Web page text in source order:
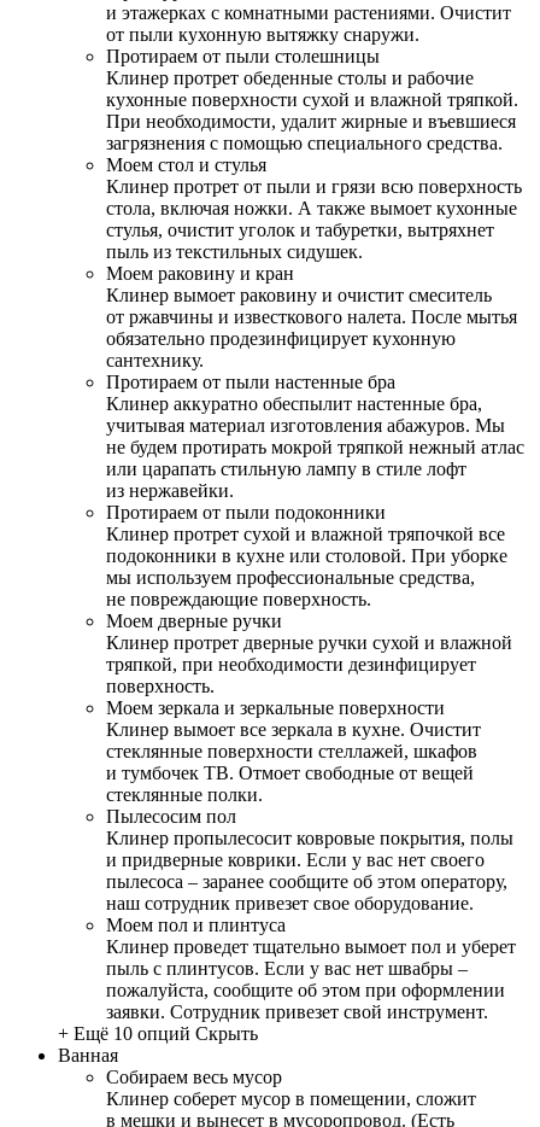
и этажерках с комнатными растениями. Очистит
от пыли кухонную вытяжку снаружи.
Протираем от пыли столешницы
Клинер протрет обеденные столы и рабочие
кухонные поверхности сухой и влажной тряпкой.
При необходимости, удалит жирные и въевшиеся
загрязнения с помощью специального средства.
Моем стол и стулья
Клинер протрет от пыли и грязи всю поверхность
стола, включая ножки. А также вымоет кухонные
стулья, очистит уголок и табуретки, вытряхнет
пыль из текстильных сидушек.
Моем раковину и кран
Клинер вымоет раковину и очистит смеситель
от ржавчины и известкового налета. После мытья
обязательно продезинфицирует кухонную
сантехнику.
Протираем от пыли настенные бра
Клинер аккуратно обеспылит настенные бра,
учитывая материал изготовления абажуров. Мы
не будем протирать мокрой тряпкой нежный атлас
или царапать стильную лампу в стиле лофт
из нержавейки.
Протираем от пыли подоконники
Клинер протрет сухой и влажной тряпочкой все
подоконники в кухне или столовой. При уборке
мы используем профессиональные средства,
не повреждающие поверхность.
Моем дверные ручки
Клинер протрет дверные ручки сухой и влажной
тряпкой, при необходимости дезинфицирует
поверхность.
Моем зеркала и зеркальные поверхности
Клинер вымоет все зеркала в кухне. Очистит
стеклянные поверхности стеллажей, шкафов
и тумбочек ТВ. Отмоет свободные от вещей
стеклянные полки.
Пылесосим пол
Клинер пропылесосит ковровые покрытия, полы
и придверные коврики. Если у вас нет своего
пылесоса – заранее сообщите об этом оператору,
наш сотрудник привезет свое оборудование.
Моем пол и плинтуса
Клинер проведет тщательно вымоет пол и уберет
пыль с плинтусов. Если у вас нет швабры –
пожалуйста, сообщите об этом при оформлении
заявки. Сотрудник привезет свой инструмент.
+ Ещё 10 опций Скрыть
Ванная
Собираем весь мусор
Клинер соберет мусор в помещении, сложит
в мешки и вынесет в мусоропровод. (Есть